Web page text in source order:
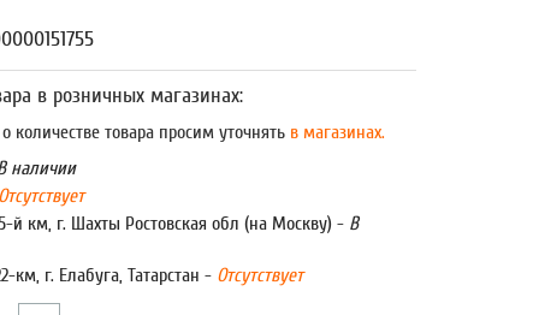
в розничных магазинах:
товара просим уточнятьв магазинах.
наличии
Отсутствует
й км, г. Шахты Ростовская обл (на Москву) - В
км, г. Елабуга, Татарстан - Отсутствует